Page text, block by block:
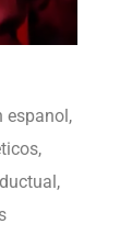
espanol,